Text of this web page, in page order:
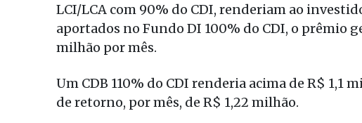
LCI/LCA com 90% do CDI, renderiam ao
aportados no Fundo DI 100% do CDI, o prêmio
milhão por mês.
Um CDB 110% do CDI renderia acima de R$ 1,1
de retorno, por mês, de R$ 1,22 milhão.